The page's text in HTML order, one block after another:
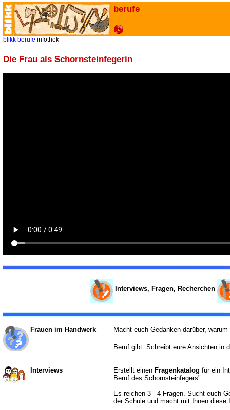
berufe
blikk berufe infothek
Die Frau als Schornsteinfegerin
Interviews, Fragen, Recherchen
Frauen im Handwerk Macht euch Gedanken darüber,
Beruf gibt. Schreibt eure Ansichten in
Interviews Erstellt einen Fragenkatalog für ein
Beruf des Schornsteinfegers".
Es reichen 3 - 4 Fragen. Sucht euch
der Schule und macht mit Ihnen diese